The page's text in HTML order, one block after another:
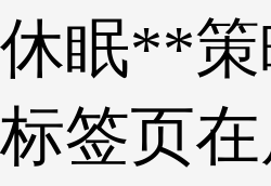
休眠**策
标签页